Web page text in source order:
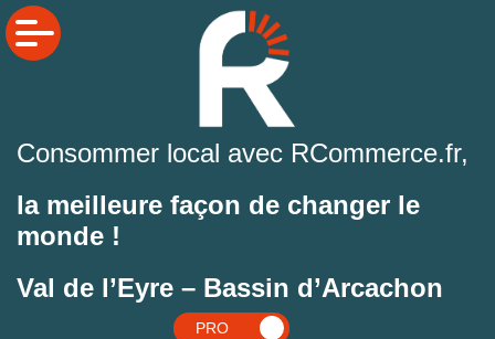
Consommer local avec RCommerce.fr,
la meilleure façon de changer le
monde !
Val de l’Eyre – Bassin d’Arcachon
PRO